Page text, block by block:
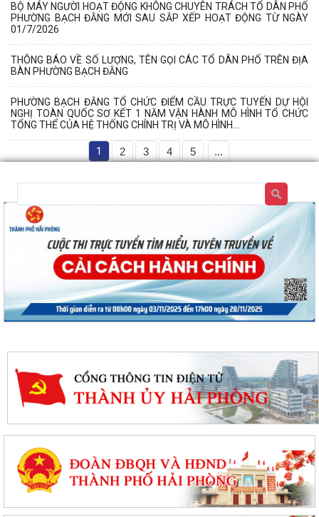
BỘ MÁY NGƯỜI HOẠT ĐỘNG KHÔNG CHUYÊN TRÁCH TỔ DÂN PHỐ
PHƯỜNG BẠCH ĐẰNG MỚI SAU SẮP XẾP HOẠT ĐỘNG TỪ NGÀY
01/7/2026
THÔNG BÁO VỀ SỐ LƯỢNG, TÊN GỌI CÁC TỔ DÂN PHỐ TRÊN ĐỊA
BÀN PHƯỜNG BẠCH ĐẰNG
PHƯỜNG BẠCH ĐẰNG TỔ CHỨC ĐIỂM CẦU TRỰC TUYẾN DỰ HỘI
NGHỊ TOÀN QUỐC SƠ KẾT 1 NĂM VẬN HÀNH MÔ HÌNH TỔ CHỨC
TỔNG THỂ CỦA HỆ THỐNG CHÍNH TRỊ VÀ MÔ HÌNH...
1 2 3 4 5 ...